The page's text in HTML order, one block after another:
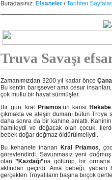
Buradasınız: Efsaneler /Tarihten Sayfalar
Truva Savaşı
Zamanımızdan 3200 yıl kadar önce
Bu kentin barışsever ama cesur
çok mutlu bir hayat sürmüşler.
Bir gün, kral
Priamos’un karısı Hekabe
çıkmakta ve ateşin dumanı bütün Troya
daha sonra da bir kahine anlattı.
hamileydi ve doğacak olan çocuk,
bebek doğar doğmaz öldürülmeliydi.
Bu kehanete inanan
Kral Priamos,
görevlendirdi. Savunmasız yeni
olan ”Kazdağı”na götürüp, bir ormana
aklından geçirdi. Ama bebeği,
gerçekten Troyalıların başına birçok